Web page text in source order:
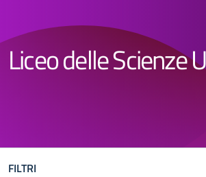
Liceo delle Scienze
FILTRI